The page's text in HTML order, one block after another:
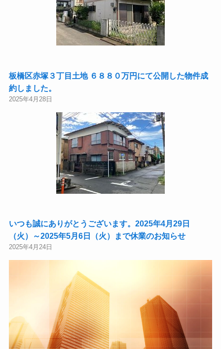
板橋区赤塚３丁目土地 ６８８０万円にて公開した物件成
約しました。
2025年4月28日
いつも誠にありがとうございます。2025年4月29日
（火）～2025年5月6日（火）まで休業のお知らせ
2025年4月24日